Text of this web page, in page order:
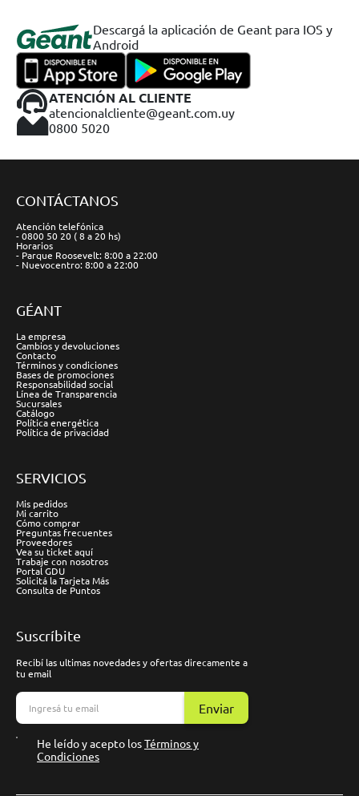
Descargá la aplicación de Geant para IOS y
Android
ATENCIÓN AL CLIENTE
atencionalcliente@geant.com.uy
0800 5020
CONTÁCTANOS
Atención telefónica
- 0800 50 20 ( 8 a 20 hs)
Horarios
- Parque Roosevelt: 8:00 a 22:00
- Nuevocentro: 8:00 a 22:00
GÉANT
La empresa
Cambios y devoluciones
Contacto
Términos y condiciones
Bases de promociones
Responsabilidad social
Línea de Transparencia
Sucursales
Catálogo
Política energética
Política de privacidad
SERVICIOS
Mis pedidos
Mi carrito
Cómo comprar
Preguntas frecuentes
Proveedores
Vea su ticket aquí
Trabaje con nosotros
Portal GDU
Solicitá la Tarjeta Más
Consulta de Puntos
Suscríbite
Recibí las ultimas novedades y ofertas direcamente a
tu email
Enviar
He leído y acepto losTérminos y
Condiciones